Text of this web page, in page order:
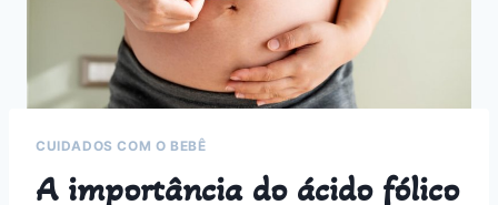
CUIDADOS COM O BEBÊ
A importância do ácido fólico